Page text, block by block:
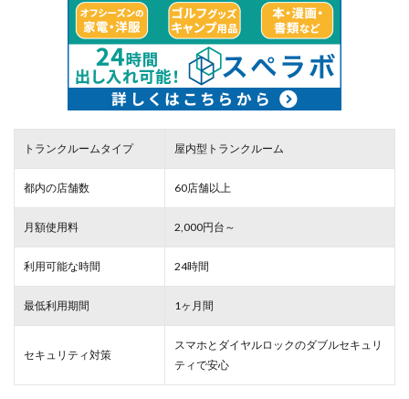
トランクルームタイプ 屋内型トランクルーム
都内の店舗数 60店舗以上
月額使用料 2,000円台～
利用可能な時間 24時間
最低利用期間 1ヶ月間
セキュリティ対策
スマホとダイヤルロックのダブルセキュリ
ティで安心